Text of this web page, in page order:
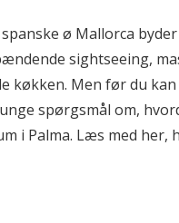
ø Mallorca
sightseeing,
køkken. Men før du
spørgsmål om,
i Palma. Læs med her,